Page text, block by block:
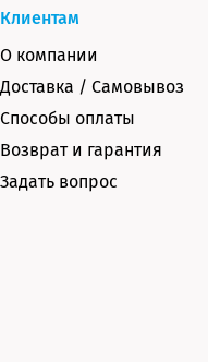
Клиентам
О компании
Доставка / Самовывоз
Способы оплаты
Возврат и гарантия
Задать вопрос